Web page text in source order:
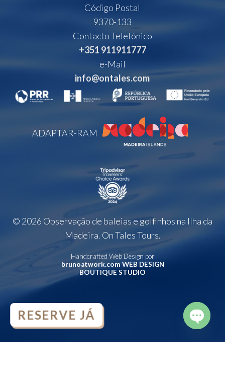
Código Postal
9370-133
Contacto Telefónico
+351 911911777
e-Mail
info@ontales.com
ADAPTAR-RAM
© 2026 Observação de baleias e golfinhos na Ilha da
Madeira. On Tales Tours.
Handcrafted Web Design por
brunoatwork.com WEB DESIGN
BOUTIQUE STUDIO
RESERVE JÁ
CHATY